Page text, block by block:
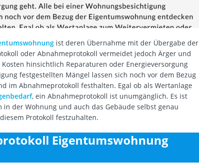
ist deren Übernahme mit der Übergabe der
oder Abnahmeprotokoll vermeidet jedoch Ärger und
hinsichtlich Reparaturen oder Energieversorgung
festgestellten Mängel lassen sich noch vor dem Bezug
im Abnahmeprotokoll festhalten. Egal ob als Wertanlage
, ein Abnahmeprotokoll ist unumgänglich. Es ist
der Wohnung und auch das Gebäude selbst genau
Protokoll festzuhalten.
Eigentumswohnung